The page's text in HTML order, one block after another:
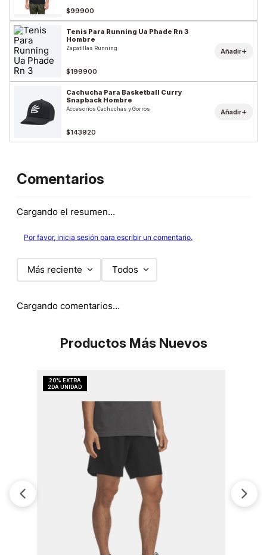
$99900
Tenis Para Running Ua Phade Rn 3
Hombre
Zapatillas Running
$199900
Añadir+
Cachucha Para Basketball Curry
Snapback Hombre
Accesorios Cachuchas y Gorros
$143920
Añadir+
Comentarios
Cargando el resumen…
Por favor, inicia sesión para escribir un comentario.
Más reciente Todos
Cargando comentarios…
Productos Más Nuevos